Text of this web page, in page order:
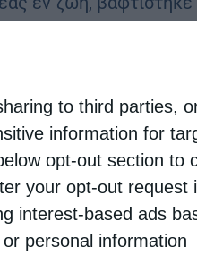
to third parties,
information for
opt-out section to
your opt-out request
interest-based ads
personal information
ο οποίος